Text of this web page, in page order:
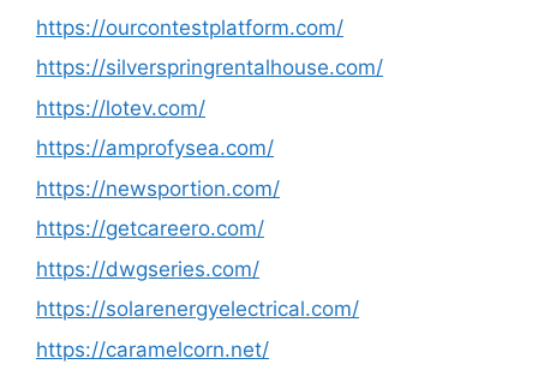
https://ourcontestplatform.com/
https://silverspringrentalhouse.com/
https://lotev.com/
https://amprofysea.com/
https://newsportion.com/
https://getcareero.com/
https://dwgseries.com/
https://solarenergyelectrical.com/
https://caramelcorn.net/